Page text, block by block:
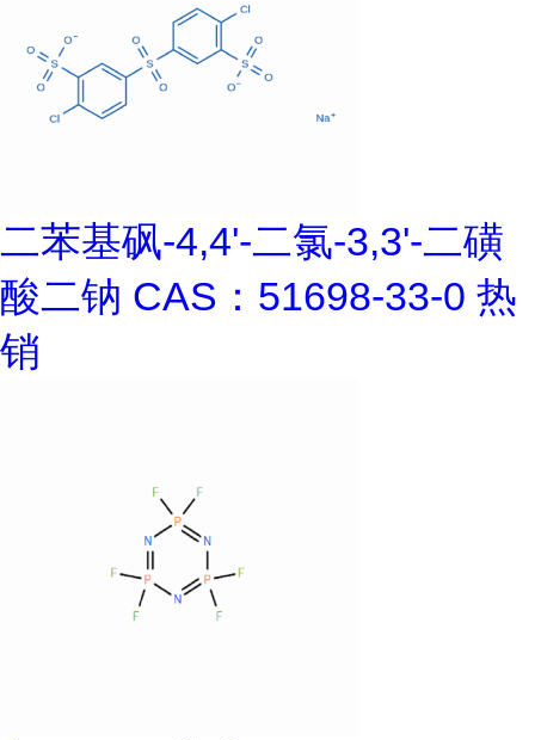
二苯基砜-4,4'-二氯-3,3'-二磺
酸二钠 CAS：51698-33-0 热
销